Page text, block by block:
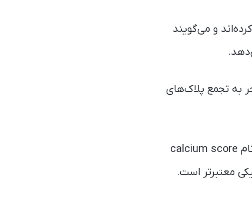
و می‌گویند
به تجمع پلاک‌های
با انجام سی‌تی‌اسکن می‌توان میزان تجمع کلسیم را اندازه گرفت و یک روش امتیاز دهی به نام calcium score
معتبرتر است.